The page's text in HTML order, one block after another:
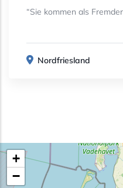
“Sie kommen als
Nordfriesland
+
−